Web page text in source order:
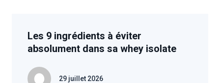
Les 9 ingrédients à éviter
absolument dans sa whey isolate
29 juillet 2026